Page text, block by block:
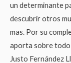
un determinante
descubrir otros
mas. Por su
aporta sobre todo
Justo Fernández